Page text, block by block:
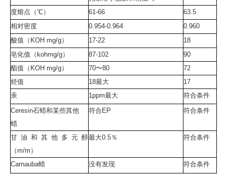
度熔点（℃） 61-66
63.5
相对密度
0.954-0.964
0.960
酸值（KOH mg/g）
17-22
18
皂化值（kohmg/g）
87-102
90
酯值（KOH mg/g）
70〜80
72
烃值
18最大
17
汞
1ppm最大
符合条件
Ceresin石蜡和某些其他
蜡
符合EP 符合条件
甘油和其他多元醇
（m/m）
最大0.5％ 符合条件
Carnauba蜡 没有发现 符合条件